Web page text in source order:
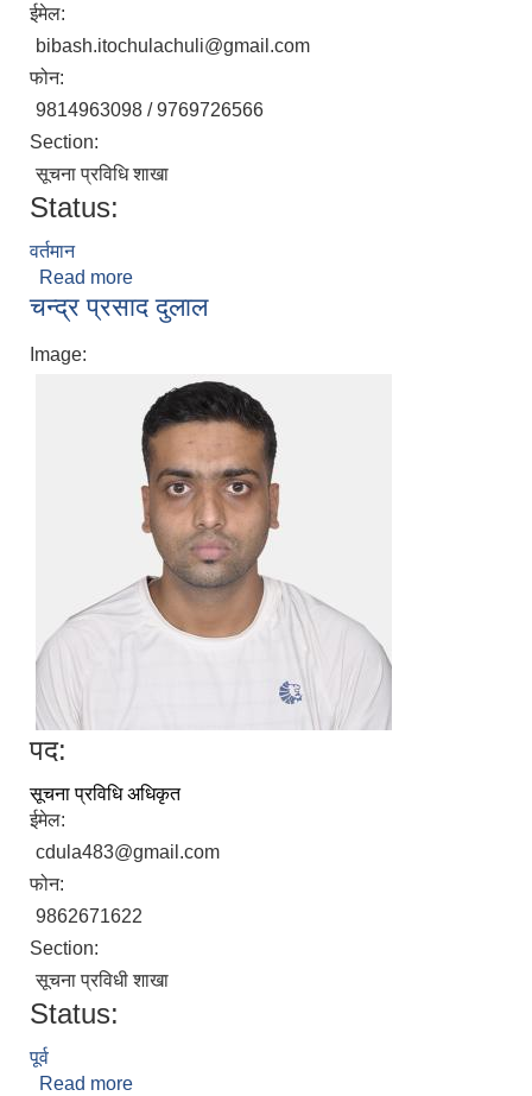
ईमेल:
bibash.itochulachuli@gmail.com
फोन:
9814963098 / 9769726566
Section:
सूचना प्रविधि शाखा
Status:
वर्तमान
Read more
चन्द्र प्रसाद दुलाल
Image:
पद:
सूचना प्रविधि अधिकृत
ईमेल:
cdula483@gmail.com
फोन:
9862671622
Section:
सूचना प्रविधी शाखा
Status:
पूर्व
Read more